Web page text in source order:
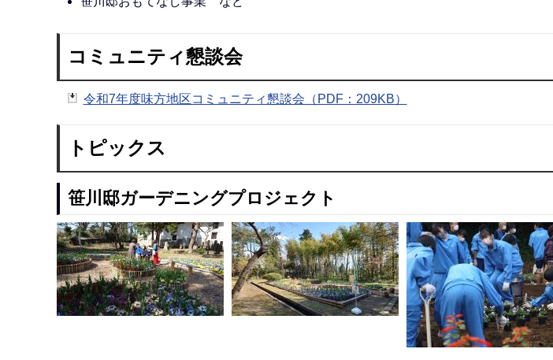
コミュニティ懇談会
令和7年度味方地区コミュニティ懇談会（PDF：209KB）
トピックス
笹川邸ガーデニングプロジェクト